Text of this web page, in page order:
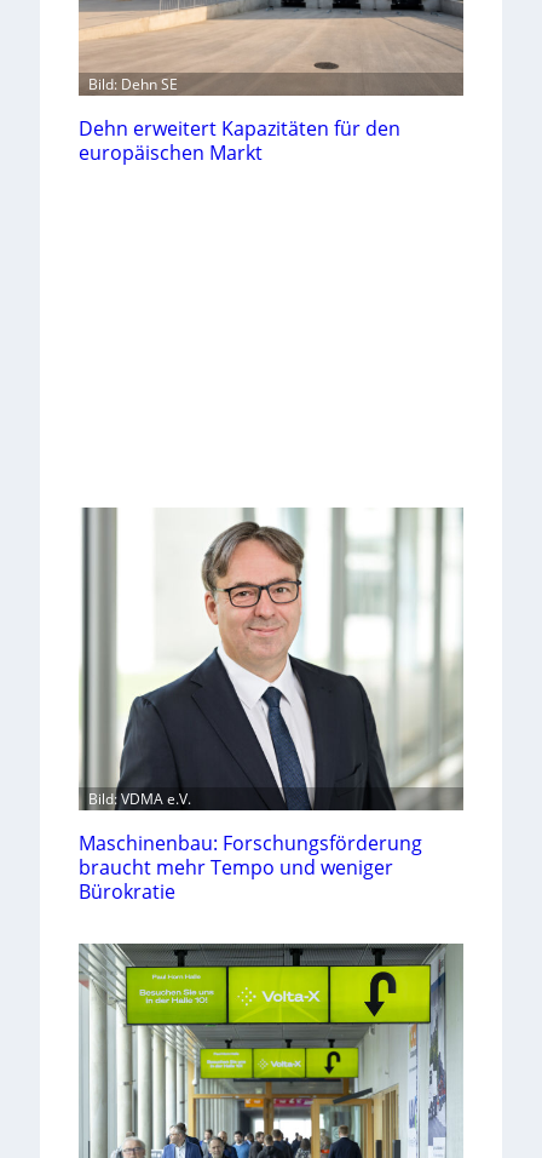
Bild: Dehn SE
Dehn erweitert Kapazitäten für den
europäischen Markt
Bild: VDMA e.V.
Maschinenbau: Forschungsförderung
braucht mehr Tempo und weniger
Bürokratie